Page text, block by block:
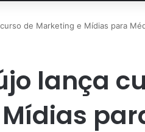
de Marketing e Mídias para
lança